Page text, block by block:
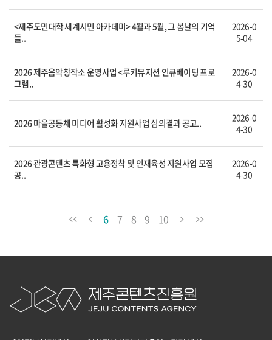
<제주도민대학 세계시민 아카데미> 4월과 5월, 그 봄날의 기억
들..
2026-0
5-04
2026 제주음악창작소 운영사업 <루키뮤지션 인큐베이팅 프로
그램..
2026-0
4-30
2026 마을공동체 미디어 활성화 지원사업 심의결과 공고..
2026-0
4-30
2026 관광콘텐츠 특화형 고용정착 및 인재육성 지원사업 모집
공..
2026-0
4-30
6 7 8 9 10